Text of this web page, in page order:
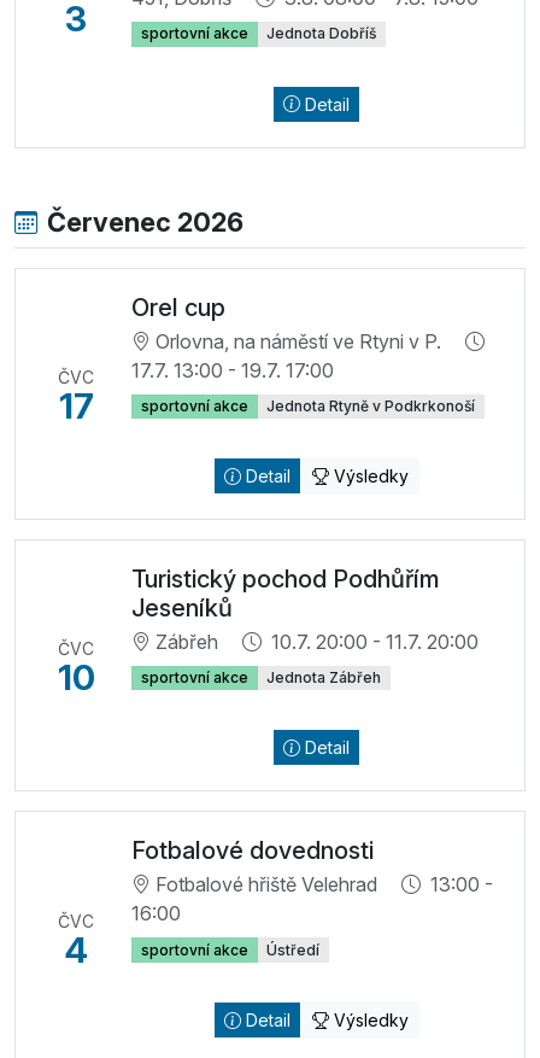
3 sportovní akce Jednota Dobříš
Detail
Červenec 2026
ČVC
17
Orel cup
Orlovna, na náměstí ve Rtyni v P.
17.7. 13:00 - 19.7. 17:00
sportovní akce Jednota Rtyně v Podkrkonoší
Detail Výsledky
ČVC
10
Turistický pochod Podhůřím
Jeseníků
Zábřeh 10.7. 20:00 - 11.7. 20:00
sportovní akce Jednota Zábřeh
Detail
ČVC
4
Fotbalové dovednosti
Fotbalové hřiště Velehrad
13:00 -
16:00
sportovní akce Ústředí
Detail Výsledky